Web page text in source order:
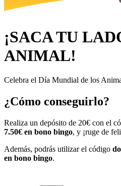
¡SACA TU
ANIMAL!
Celebra el Día Mundial de los
¿Cómo conseguirlo?
Realiza un depósito de 20€ con el
7.50€ en bono bingo, y ¡ruge de
Además, podrás utilizar el código
en bono bingo.